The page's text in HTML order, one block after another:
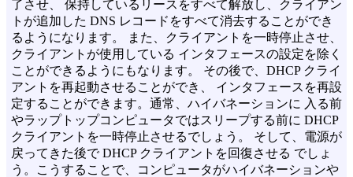
了させ、 保持しているリースをすべて解放し、クライアン
トが追加した DNS レコードをすべて消去することができ
るようになります。 また、クライアントを一時停止させ、
クライアントが使用している インタフェースの設定を除く
ことができるようにもなります。 その後で、DHCP クライ
アントを再起動させることができ、 インタフェースを再設
定することができます。通常、ハイバネーションに 入る前
やラップトップコンピュータではスリープする前に DHCP
クライアントを一時停止させるでしょう。 そして、電源が
戻ってきた後で DHCP クライアントを回復させる でしょ
う。こうすることで、コンピュータがハイバネーションや